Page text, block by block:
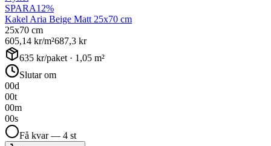
SPARA12%
Kakel Aria Beige Matt 25x70 cm
25x70 cm
605,14 kr/m²687,3 kr
635 kr/paket · 1,05 m²
Slutar om
00d
00t
00m
00s
Få kvar — 4 st